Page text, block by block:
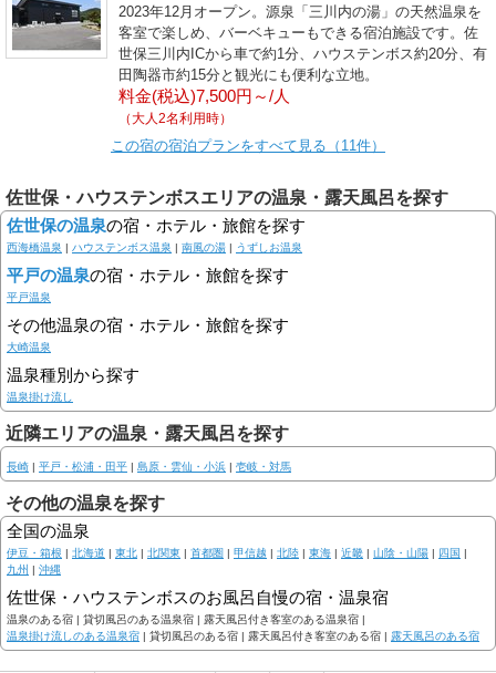
2023年12月オープン。源泉「三川内の湯」の天然温泉を
客室で楽しめ、バーベキューもできる宿泊施設です。佐
世保三川内ICから車で約1分、ハウステンボス約20分、有
田陶器市約15分と観光にも便利な立地。
料金(税込)7,500円～/人
（大人2名利用時）
この宿の宿泊プランをすべて見る（11件）
佐世保・ハウステンボスエリアの温泉・露天風呂を探す
佐世保の温泉の宿・ホテル・旅館を探す
西海橋温泉 | ハウステンボス温泉 | 南風の湯 | うずしお温泉
平戸の温泉の宿・ホテル・旅館を探す
平戸温泉
その他温泉の宿・ホテル・旅館を探す
大崎温泉
温泉種別から探す
温泉掛け流し
近隣エリアの温泉・露天風呂を探す
長崎 | 平戸・松浦・田平 | 島原・雲仙・小浜 | 壱岐・対馬
その他の温泉を探す
全国の温泉
伊豆・箱根 | 北海道 | 東北 | 北関東 | 首都圏 | 甲信越 | 北陸 | 東海 | 近畿 | 山陰・山陽 | 四国 |
九州 | 沖縄
佐世保・ハウステンボスのお風呂自慢の宿・温泉宿
温泉のある宿 | 貸切風呂のある温泉宿 | 露天風呂付き客室のある温泉宿 |
温泉掛け流しのある温泉宿 | 貸切風呂のある宿 | 露天風呂付き客室のある宿 | 露天風呂のある宿